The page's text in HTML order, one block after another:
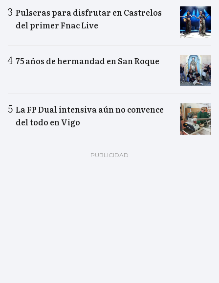
Pulseras para disfrutar en Castrelos
del primer Fnac Live
75 años de hermandad en San Roque
La FP Dual intensiva aún no convence
del todo en Vigo